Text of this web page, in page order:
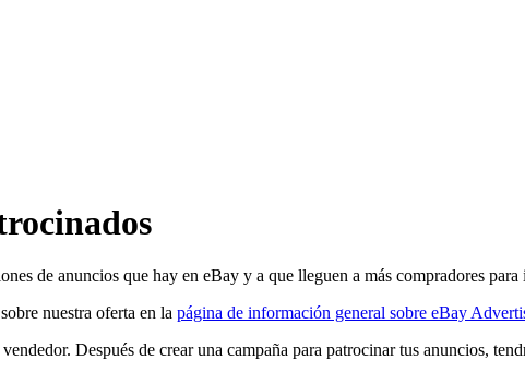
de anuncios que hay en eBay y a que lleguen a más compradores para
nuestra oferta en la página de información general sobre eBay
Después de crear una campaña para patrocinar tus anuncios,